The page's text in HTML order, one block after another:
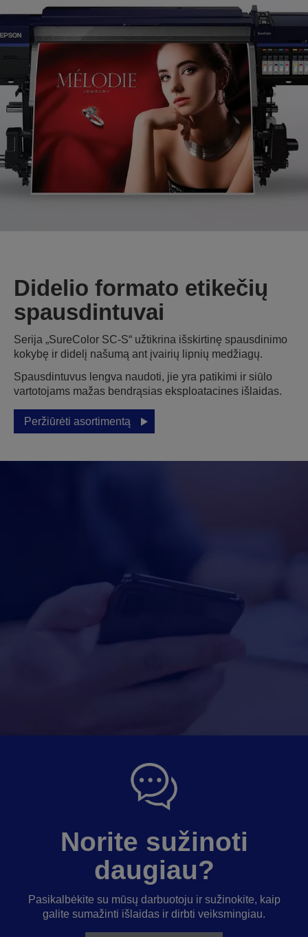
Didelio formato etikečių
spausdintuvai
Serija „SureColor SC-S“ užtikrina išskirtinę spausdinimo
kokybę ir didelį našumą ant įvairių lipnių medžiagų.
Spausdintuvus lengva naudoti, jie yra patikimi ir siūlo
vartotojams mažas bendrąsias eksploatacines išlaidas.
Peržiūrėti asortimentą
Norite sužinoti
daugiau?
Pasikalbėkite su mūsų darbuotoju ir sužinokite, kaip
galite sumažinti išlaidas ir dirbti veiksmingiau.